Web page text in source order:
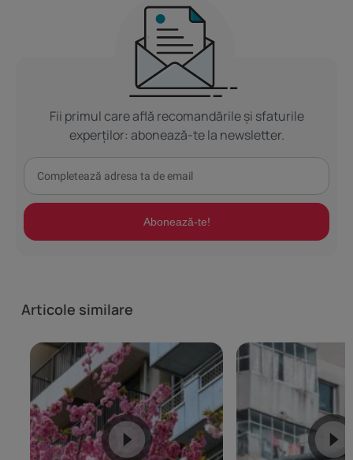
Fii primul care află recomandările și sfaturile
experților: abonează-te la newsletter.
Abonează-te!
Articole similare